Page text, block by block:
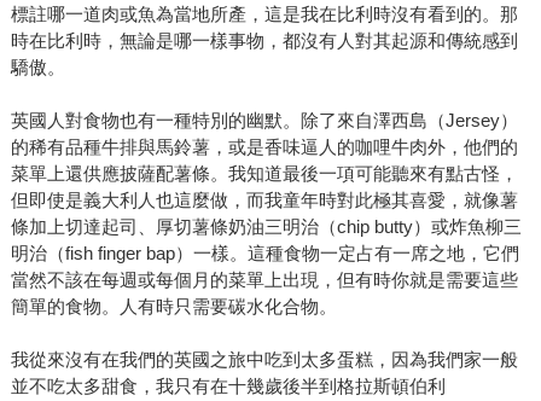
標註哪一道肉或魚為當地所產，這是我在比利時沒有看到的。那
時在比利時，無論是哪一樣事物，都沒有人對其起源和傳統感到
驕傲。
英國人對食物也有一種特別的幽默。除了來自澤西島（Jersey）
的稀有品種牛排與馬鈴薯，或是香味逼人的咖哩牛肉外，他們的
菜單上還供應披薩配薯條。我知道最後一項可能聽來有點古怪，
但即使是義大利人也這麼做，而我童年時對此極其喜愛，就像薯
條加上切達起司、厚切薯條奶油三明治（chip butty）或炸魚柳三
明治（fish finger bap）一樣。這種食物一定占有一席之地，它們
當然不該在每週或每個月的菜單上出現，但有時你就是需要這些
簡單的食物。人有時只需要碳水化合物。
我從來沒有在我們的英國之旅中吃到太多蛋糕，因為我們家一般
並不吃太多甜食，我只有在十幾歲後半到格拉斯頓伯利